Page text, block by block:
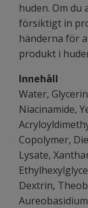
huden. Om du
försiktigt in
händerna för
produkt i
Innehåll
Water,
Niacinamide,
Copolymer,
Lysate,
Dextrin,